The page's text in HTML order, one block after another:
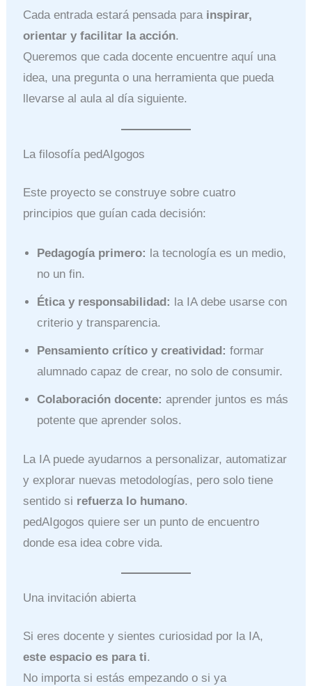
Cada entrada estará pensada para inspirar,
orientar y facilitar la acción.
Queremos que cada docente encuentre aquí una
idea, una pregunta o una herramienta que pueda
llevarse al aula al día siguiente.
La filosofía pedAIgogos
Este proyecto se construye sobre cuatro
principios que guían cada decisión:
Pedagogía primero: la tecnología es un medio,
no un fin.
Ética y responsabilidad: la IA debe usarse con
criterio y transparencia.
Pensamiento crítico y creatividad: formar
alumnado capaz de crear, no solo de consumir.
Colaboración docente: aprender juntos es más
potente que aprender solos.
La IA puede ayudarnos a personalizar, automatizar
y explorar nuevas metodologías, pero solo tiene
sentido si refuerza lo humano.
pedAIgogos quiere ser un punto de encuentro
donde esa idea cobre vida.
Una invitación abierta
Si eres docente y sientes curiosidad por la IA,
este espacio es para ti.
No importa si estás empezando o si ya